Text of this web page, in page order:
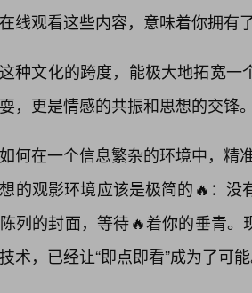
线观看这些内容，意味着你拥有
这种文化的跨度，能极大地拓宽
，更是情感的共振和思想的交锋
如何在一个信息繁杂的环境中，精
的观影环境应该是极简的🔥：
列的封面，等待🔥着你的垂青
术，已经让“即点即看”成为了可